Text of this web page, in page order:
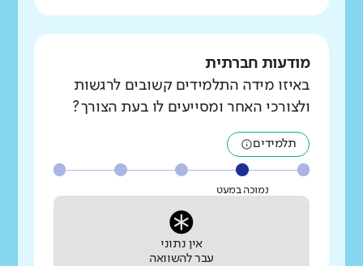
מודעות חברתית
באיזו מידה התלמידים קשובים לרגשות
ולצורכי האחר ומסייעים לו בעת הצורך?
תלמידים
נמוכה במעט
אין נתוני
עבר להשוואה